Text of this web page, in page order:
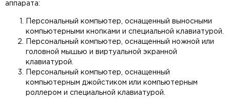
аппарата:
Персональный компьютер, оснащенный выносными
компьютерными кнопками и специальной клавиатурой.
Персональный компьютер, оснащенный ножной или
головной мышью и виртуальной экранной
клавиатурой.
Персональный компьютер, оснащенный
компьютерным джойстиком или компьютерным
роллером и специальной клавиатурой.